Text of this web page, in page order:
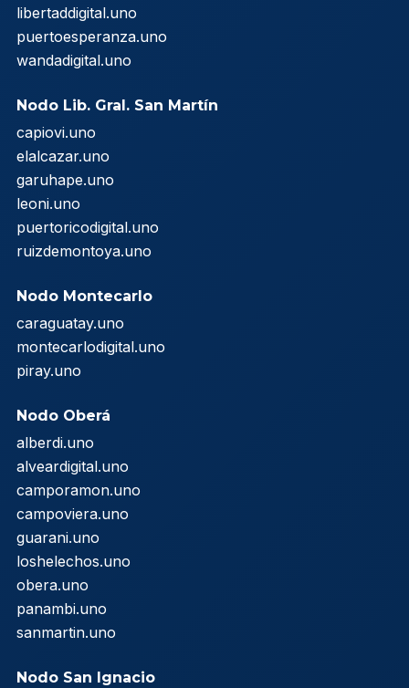
libertaddigital.uno
puertoesperanza.uno
wandadigital.uno
Nodo Lib. Gral. San Martín
capiovi.uno
elalcazar.uno
garuhape.uno
leoni.uno
puertoricodigital.uno
ruizdemontoya.uno
Nodo Montecarlo
caraguatay.uno
montecarlodigital.uno
piray.uno
Nodo Oberá
alberdi.uno
alveardigital.uno
camporamon.uno
campoviera.uno
guarani.uno
loshelechos.uno
obera.uno
panambi.uno
sanmartin.uno
Nodo San Ignacio